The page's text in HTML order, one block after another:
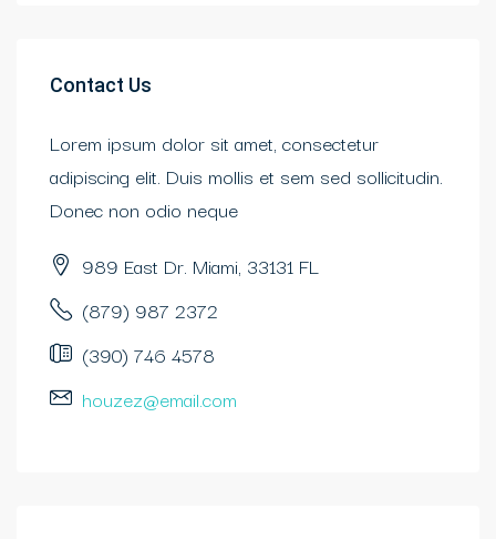
Contact Us
Lorem ipsum dolor sit amet, consectetur
adipiscing elit. Duis mollis et sem sed sollicitudin.
Donec non odio neque
989 East Dr. Miami, 33131 FL
(879) 987 2372
(390) 746 4578
houzez@email.com